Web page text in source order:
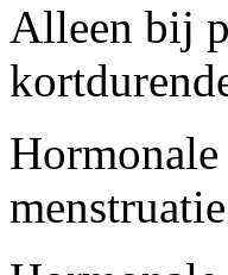
Alleen bij